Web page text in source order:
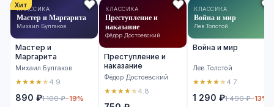
Хит
КЛАССИКА
Мастер и Маргарита
Михаил Булгаков
Мастер и
Маргарита
Михаил Булгаков
★★★★★4.9
890 ₽1 100 ₽-19%
КЛАССИКА
Преступление и
наказание
Фёдор Достоевский
Преступление и
наказание
Фёдор Достоевский
★★★★★4.8
КЛАССИКА
Война и мир
Лев Толстой
Война и мир
Лев Толстой
★★★★★4.7
1 290 ₽1 490 ₽-13%